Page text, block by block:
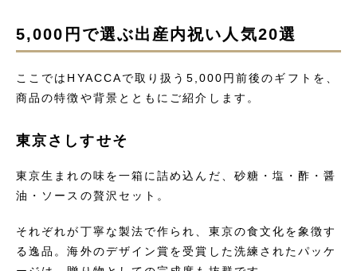
5,000円で選ぶ出産内祝い人気20選
ここではHYACCAで取り扱う5,000円前後のギフトを、
商品の特徴や背景とともにご紹介します。
東京さしすせそ
東京生まれの味を一箱に詰め込んだ、砂糖・塩・酢・醤
油・ソースの贅沢セット。
それぞれが丁寧な製法で作られ、東京の食文化を象徴す
る逸品。海外のデザイン賞を受賞した洗練されたパッケ